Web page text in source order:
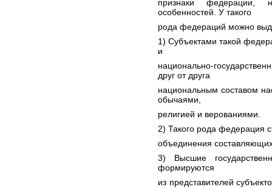
признаки
особенностей. У такого
рода федераций можно
1) Субъектами такой
и
национально-
друг от друга
национальным составом
обычаями,
религией и верованиями.
2) Такого рода федерация
объединения
3) Высшие
формируются
из представителей